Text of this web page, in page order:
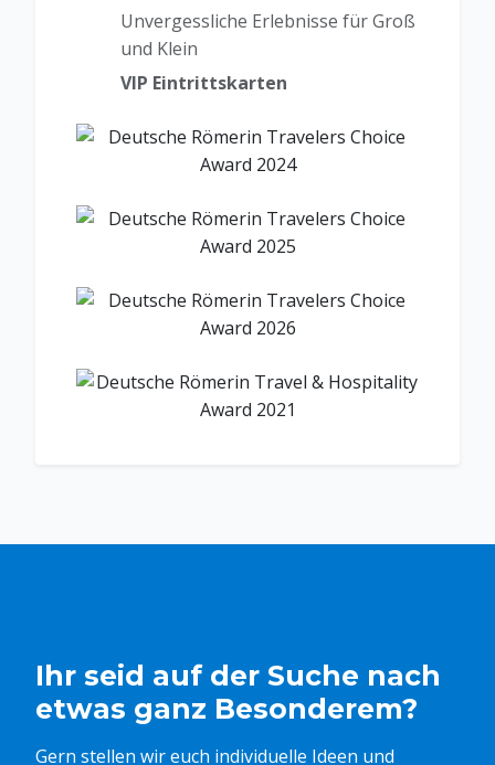
Unvergessliche Erlebnisse für Groß
und Klein
VIP Eintrittskarten
Ihr seid auf der Suche nach
etwas ganz Besonderem?
Gern stellen wir euch individuelle Ideen und